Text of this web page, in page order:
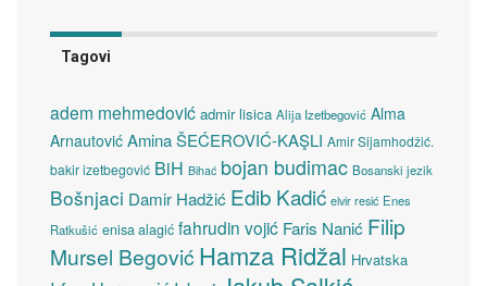
Tagovi
adem mehmedović admir lisica Alija Izetbegović Alma
Arnautović Amina ŠEĆEROVIĆ-KAŞLI Amir Sijamhodžić.
bakir izetbegović BiH Bihać bojan budimac Bosanski jezik
Bošnjaci Damir Hadžić Edib Kadić elvir resić Enes
Ratkušić enisa alagić fahrudin vojić Faris Nanić Filip
Mursel Begović Hamza Ridžal Hrvatska